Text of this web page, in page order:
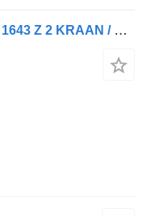
Scania G 410 8X4 KIPPER + HMF 1643 Z 2 KRAAN / HOLLAND TRUCK / PERFECT